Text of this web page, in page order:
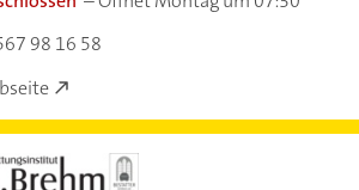
98 16 58